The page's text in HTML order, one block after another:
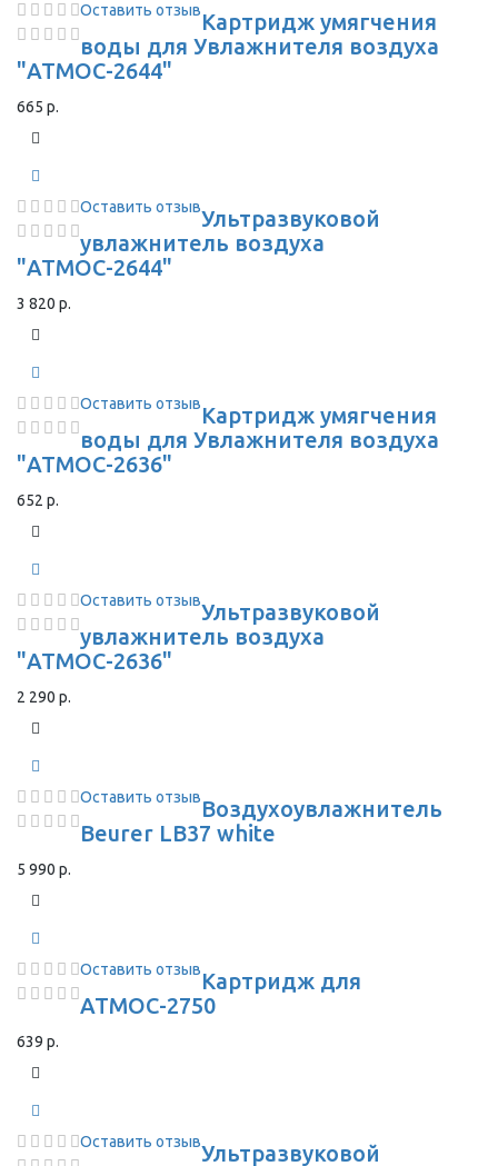
Оставить отзывКартридж умягчения
воды для Увлажнителя воздуха
"АТМОС-2644"
665 р.
Оставить отзывУльтразвуковой
увлажнитель воздуха
"АТМОС-2644"
3 820 р.
Оставить отзывКартридж умягчения
воды для Увлажнителя воздуха
"АТМОС-2636"
652 р.
Оставить отзывУльтразвуковой
увлажнитель воздуха
"АТМОС-2636"
2 290 р.
Оставить отзывВоздухоувлажнитель
Beurer LB37 white
5 990 р.
Оставить отзывКартридж для
АТМОС-2750
639 р.
Оставить отзывУльтразвуковой